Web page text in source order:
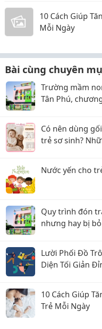
10 Cách Giúp
Mỗi Ngày
Bài cùng chuyên
Trường mầm
Tân Phú,
Có nên dùng
trẻ sơ sinh?
Nước yến cho
Quy trình đón
nhưng hay bị
Lười Phối Đồ
Diện Tối Giản
10 Cách Giúp
Trẻ Mỗi Ngày